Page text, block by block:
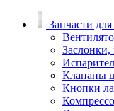
Запчасти
Заслонки,
Клапаны
Кнопки